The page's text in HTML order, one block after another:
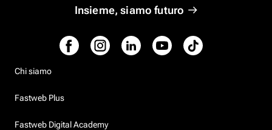
Insieme, siamo futuro
Chi siamo
Fastweb Plus
Fastweb Digital Academy